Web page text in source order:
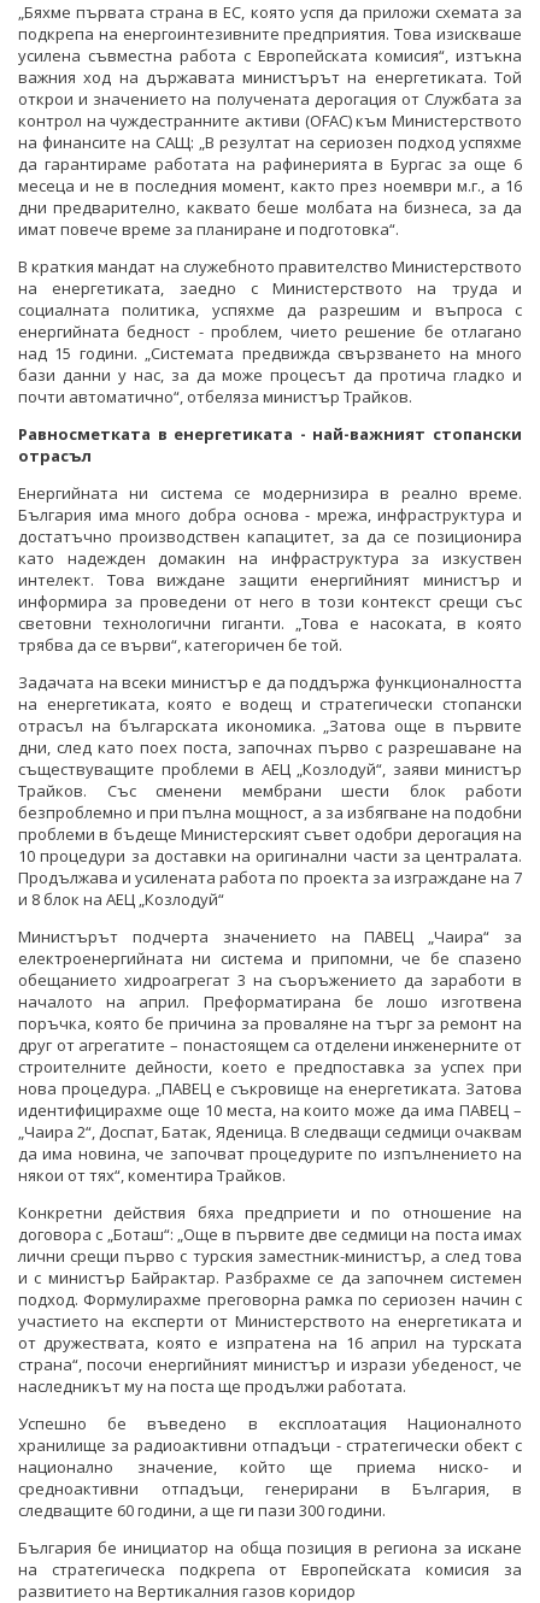
„Бяхме първата страна в ЕС, която успя да приложи схемата за
подкрепа на енергоинтезивните предприятия. Това изискваше
усилена съвместна работа с Европейската комисия“, изтъкна
важния ход на държавата министърът на енергетиката. Той
открои и значението на получената дерогация от Службата за
контрол на чуждестранните активи (OFAC) към Министерството
на финансите на САЩ: „В резултат на сериозен подход успяхме
да гарантираме работата на рафинерията в Бургас за още 6
месеца и не в последния момент, както през ноември м.г., а 16
дни предварително, каквато беше молбата на бизнеса, за да
имат повече време за планиране и подготовка“.
В краткия мандат на служебното правителство Министерството
на енергетиката, заедно с Министерството на труда и
социалната политика, успяхме да разрешим и въпроса с
енергийната бедност - проблем, чието решение бе отлагано
над 15 години. „Системата предвижда свързването на много
бази данни у нас, за да може процесът да протича гладко и
почти автоматично“, отбеляза министър Трайков.
Равносметката в енергетиката - най-важният стопански
отрасъл
Енергийната ни система се модернизира в реално време.
България има много добра основа - мрежа, инфраструктура и
достатъчно производствен капацитет, за да се позиционира
като надежден домакин на инфраструктура за изкуствен
интелект. Това виждане защити енергийният министър и
информира за проведени от него в този контекст срещи със
световни технологични гиганти. „Това е насоката, в която
трябва да се върви“, категоричен бе той.
Задачата на всеки министър е да поддържа функционалността
на енергетиката, която е водещ и стратегически стопански
отрасъл на българската икономика. „Затова още в първите
дни, след като поех поста, започнах първо с разрешаване на
съществуващите проблеми в АЕЦ „Козлодуй“, заяви министър
Трайков. Със сменени мембрани шести блок работи
безпроблемно и при пълна мощност, а за избягване на подобни
проблеми в бъдеще Министерският съвет одобри дерогация на
10 процедури за доставки на оригинални части за централата.
Продължава и усилената работа по проекта за изграждане на 7
и 8 блок на АЕЦ „Козлодуй“
Министърът подчерта значението на ПАВЕЦ „Чаира“ за
електроенергийната ни система и припомни, че бе спазено
обещанието хидроагрегат 3 на съоръжението да заработи в
началото на април. Преформатирана бе лошо изготвена
поръчка, която бе причина за проваляне на търг за ремонт на
друг от агрегатите – понастоящем са отделени инженерните от
строителните дейности, което е предпоставка за успех при
нова процедура. „ПАВЕЦ е съкровище на енергетиката. Затова
идентифицирахме още 10 места, на които може да има ПАВЕЦ –
„Чаира 2“, Доспат, Батак, Яденица. В следващи седмици очаквам
да има новина, че започват процедурите по изпълнението на
някои от тях“, коментира Трайков.
Конкретни действия бяха предприети и по отношение на
договора с „Боташ“: „Още в първите две седмици на поста имах
лични срещи първо с турския заместник-министър, а след това
и с министър Байрактар. Разбрахме се да започнем системен
подход. Формулирахме преговорна рамка по сериозен начин с
участието на експерти от Министерството на енергетиката и
от дружествата, която е изпратена на 16 април на турската
страна“, посочи енергийният министър и изрази убеденост, че
наследникът му на поста ще продължи работата.
Успешно бе въведено в експлоатация Националното
хранилище за радиоактивни отпадъци - стратегически обект с
национално значение, който ще приема ниско- и
средноактивни отпадъци, генерирани в България, в
следващите 60 години, а ще ги пази 300 години.
България бе инициатор на обща позиция в региона за искане
на стратегическа подкрепа от Европейската комисия за
развитието на Вертикалния газов коридор